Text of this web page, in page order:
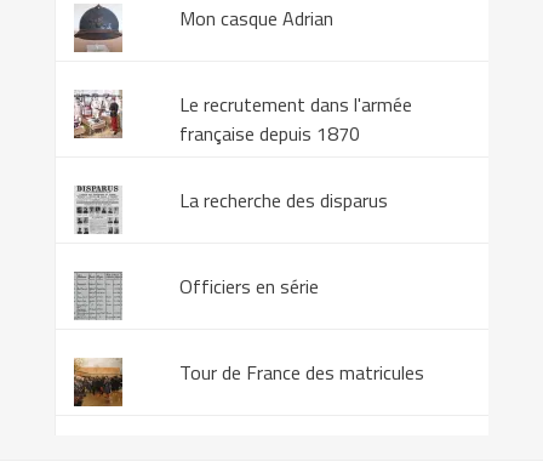
Mon casque Adrian
Le recrutement dans l'armée
française depuis 1870
La recherche des disparus
Officiers en série
Tour de France des matricules